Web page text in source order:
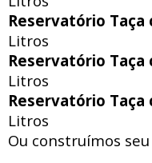
Reservatório Taça
Litros
Reservatório Taça
Litros
Reservatório Taça
Litros
Ou construímos